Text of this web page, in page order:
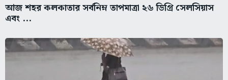
আজ শহর কলকাতার সর্বনিম্ন তাপমাত্রা ২৬ ডিগ্রি সেলসিয়াস
এবং ...